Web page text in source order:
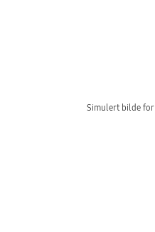
Simulert bilde